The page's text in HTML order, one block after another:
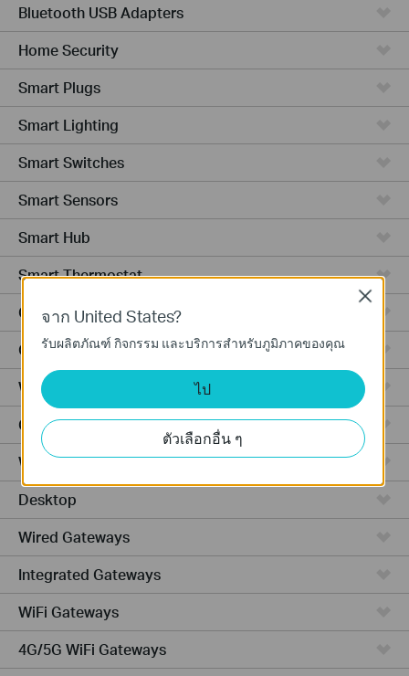
Bluetooth USB Adapters
Home Security
Smart Plugs
Smart Lighting
Smart Switches
Smart Sensors
Smart Hub
Smart Thermostat
Ceiling Mount
Outdoor
Wall Plate
GPON
Wireless Bridge
Desktop
Wired Gateways
Integrated Gateways
WiFi Gateways
4G/5G WiFi Gateways
จาก United States?
รับผลิตภัณฑ์ กิจกรรม และบริการสำหรับภูมิภาคของคุณ
ไป
ตัวเลือกอื่น ๆ
Close